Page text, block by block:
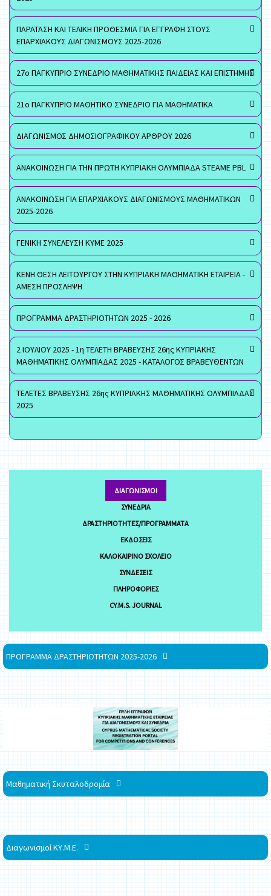
ΠΑΡΑΤΑΣΗ ΚΑΙ ΤΕΛΙΚΗ ΠΡΟΘΕΣΜΙΑ ΓΙΑ ΕΓΓΡΑΦΗ ΣΤΟΥΣ
ΕΠΑΡΧΙΑΚΟΥΣ ΔΙΑΓΩΝΙΣΜΟΥΣ 2025-2026
27ο ΠΑΓΚΥΠΡΙΟ ΣΥΝΕΔΡΙΟ ΜΑΘΗΜΑΤΙΚΗΣ ΠΑΙΔΕΙΑΣ ΚΑΙ ΕΠΙΣΤΗΜΗΣ
21ο ΠΑΓΚΥΠΡΙΟ ΜΑΘΗΤΙΚΟ ΣΥΝΕΔΡΙΟ ΓΙΑ ΜΑΘΗΜΑΤΙΚΑ
ΔΙΑΓΩΝΙΣΜΟΣ ΔΗΜΟΣΙΟΓΡΑΦΙΚΟΥ ΑΡΘΡΟΥ 2026
ΑΝΑΚΟΙΝΩΣΗ ΓΙΑ ΤΗΝ ΠΡΩΤΗ ΚΥΠΡΙΑΚΗ ΟΛΥΜΠΙΑΔΑ STEAME PBL
ΑΝΑΚΟΙΝΩΣΗ ΓΙΑ ΕΠΑΡΧΙΑΚΟΥΣ ΔΙΑΓΩΝΙΣΜΟΥΣ ΜΑΘΗΜΑΤΙΚΩΝ
2025-2026
ΓΕΝΙΚΗ ΣΥΝΕΛΕΥΣΗ ΚΥΜΕ 2025
ΚΕΝΗ ΘΕΣΗ ΛΕΙΤΟΥΡΓΟΥ ΣΤΗΝ ΚΥΠΡΙΑΚΗ ΜΑΘΗΜΑΤΙΚΗ ΕΤΑΙΡΕΙΑ -
ΑΜΕΣΗ ΠΡΟΣΛΗΨΗ
ΠΡΟΓΡΑΜΜΑ ΔΡΑΣΤΗΡΙΟΤΗΤΩΝ 2025 - 2026
2 ΙΟΥΛΙΟΥ 2025 - 1η ΤΕΛΕΤΗ ΒΡΑΒΕΥΣΗΣ 26ης ΚΥΠΡΙΑΚΗΣ
ΜΑΘΗΜΑΤΙΚΗΣ ΟΛΥΜΠΙΑΔΑΣ 2025 - ΚΑΤΑΛΟΓΟΣ ΒΡΑΒΕΥΘΕΝΤΩΝ
ΤΕΛΕΤΕΣ ΒΡΑΒΕΥΣΗΣ 26ης ΚΥΠΡΙΑΚΗΣ ΜΑΘΗΜΑΤΙΚΗΣ ΟΛΥΜΠΙΑΔΑΣ
2025
ΔΙΑΓΩΝΙΣΜΟΊ
ΣΥΝΈΔΡΙΑ
ΔΡΑΣΤΗΡΙΌΤΗΤΕΣ/ΠΡΟΓΡΆΜΜΑΤΑ
ΕΚΔΌΣΕΙΣ
ΚΑΛΟΚΑΙΡΙΝΌ ΣΧΟΛΕΊΟ
ΣΥΝΔΈΣΕΙΣ
ΠΛΗΡΟΦΟΡΊΕΣ
CY.M.S. JOURNAL
ΠΡΟΓΡΑΜΜΑ ΔΡΑΣΤΗΡΙΟΤΗΤΩΝ 2025-2026
Μαθηματική Σκυταλοδρομία
Διαγωνισμοί ΚΥ.Μ.Ε.